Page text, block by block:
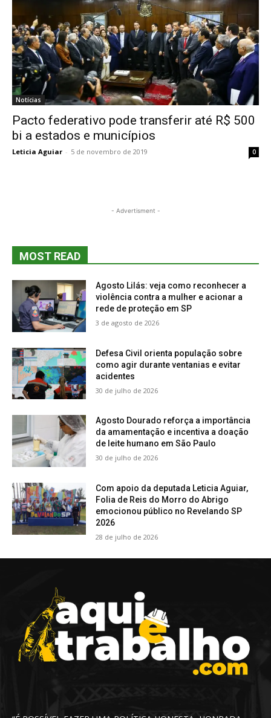
Notícias
Pacto federativo pode transferir até R$ 500
bi a estados e municípios
Leticia Aguiar - 5 de novembro de 2019 0
- Advertisment -
MOST READ
Agosto Lilás: veja como reconhecer a
violência contra a mulher e acionar a
rede de proteção em SP
3 de agosto de 2026
Defesa Civil orienta população sobre
como agir durante ventanias e evitar
acidentes
30 de julho de 2026
Agosto Dourado reforça a importância
da amamentação e incentiva a doação
de leite humano em São Paulo
30 de julho de 2026
Com apoio da deputada Leticia Aguiar,
Folia de Reis do Morro do Abrigo
emocionou público no Revelando SP
2026
28 de julho de 2026